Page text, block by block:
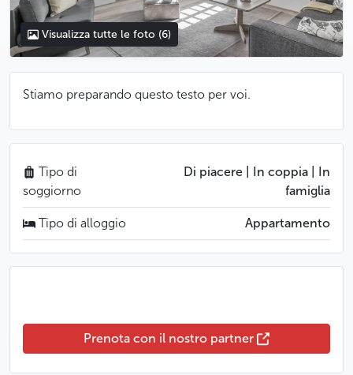
Visualizza tutte le foto (6)
Stiamo preparando questo testo per voi.
Tipo di
soggiorno
Di piacere | In coppia | In
famiglia
Tipo di alloggio Appartamento
Prenota con il nostro partner